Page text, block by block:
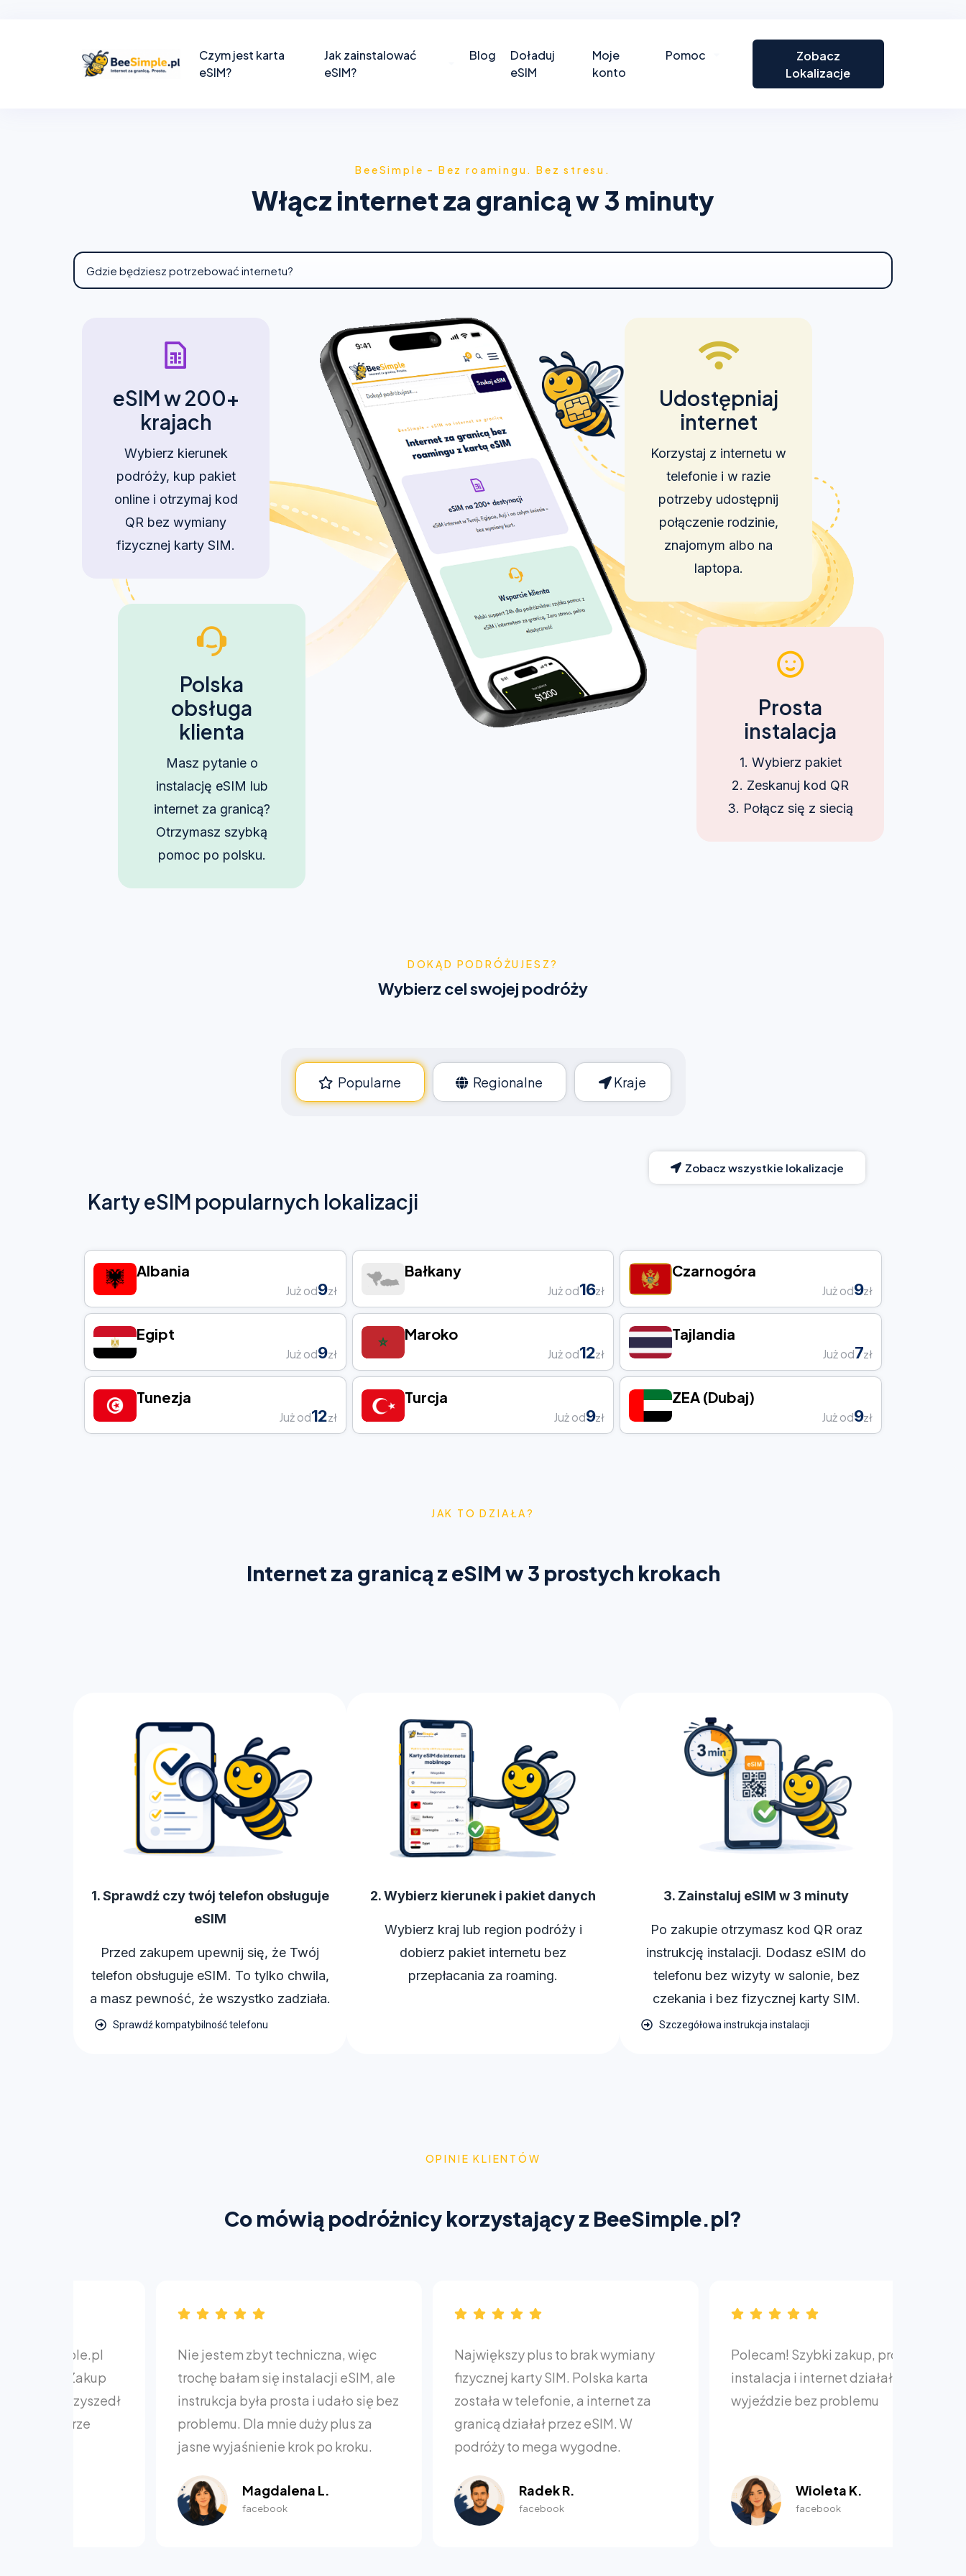
Czym jest karta
eSIM?
Jak zainstalować
eSIM?
Blog
Doładuj
eSIM
Moje
konto
Pomoc
Zobacz
Lokalizacje
BeeSimple – Bez roamingu. Bez stresu.
Włącz internet za granicą w 3 minuty
eSIM w 200+
krajach
Wybierz kierunek
podróży, kup pakiet
online i otrzymaj kod
QR bez wymiany
fizycznej karty SIM.
Polska
obsługa
klienta
Masz pytanie o
instalację eSIM lub
internet za granicą?
Otrzymasz szybką
pomoc po polsku.
Udostępniaj
internet
Korzystaj z internetu w
telefonie i w razie
potrzeby udostępnij
połączenie rodzinie,
znajomym albo na
laptopa.
Prosta
instalacja
1. Wybierz pakiet
2. Zeskanuj kod QR
3. Połącz się z siecią
DOKĄD PODRÓŻUJESZ?
Wybierz cel swojej podróży
Popularne Regionalne Kraje
Karty eSIM popularnych lokalizacji
Zobacz wszystkie lokalizacje
Albania
Już od9zł
Bałkany
Już od16zł
Czarnogóra
Już od9zł
Egipt
Już od9zł
Maroko
Już od12zł
Tajlandia
Już od7zł
Tunezja
Już od12zł
Turcja
Już od9zł
ZEA (Dubaj)
Już od9zł
JAK TO DZIAŁA?
Internet za granicą z eSIM w 3 prostych krokach
1. Sprawdź czy twój telefon obsługuje
eSIM
Przed zakupem upewnij się, że Twój
telefon obsługuje eSIM. To tylko chwila,
a masz pewność, że wszystko zadziała.
Sprawdź kompatybilność telefonu
2. Wybierz kierunek i pakiet danych
Wybierz kraj lub region podróży i
dobierz pakiet internetu bez
przepłacania za roaming.
3. Zainstaluj eSIM w 3 minuty
Po zakupie otrzymasz kod QR oraz
instrukcję instalacji. Dodasz eSIM do
telefonu bez wizyty w salonie, bez
czekania i bez fizycznej karty SIM.
Szczegółowa instrukcja instalacji
OPINIE KLIENTÓW
Co mówią podróżnicy korzystający z BeeSimple.pl?
Nie jestem zbyt techniczna, więc
trochę bałam się instalacji eSIM, ale
instrukcja była prosta i udało się bez
problemu. Dla mnie duży plus za
jasne wyjaśnienie krok po kroku.
Magdalena L.
Największy plus to brak wymiany
fizycznej karty SIM. Polska karta
została w telefonie, a internet za
granicą działał przez eSIM. W
podróży to mega wygodne.
Polecam! Szybki zakup, prosta
instalacja i internet działał na
wyjeździe bez problemu
Wioleta K.
Dobra
Pozytywne